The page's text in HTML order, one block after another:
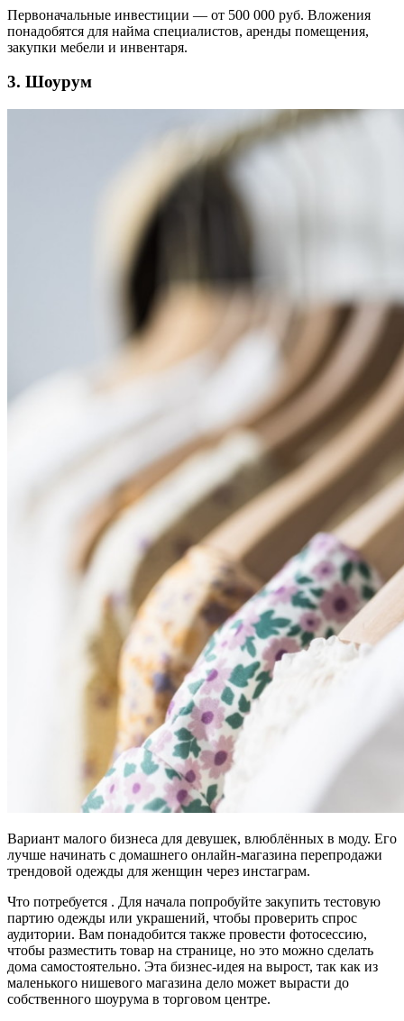
Первоначальные инвестиции — от 500 000 руб. Вложения
понадобятся для найма специалистов, аренды помещения,
закупки мебели и инвентаря.
3. Шоурум
Вариант малого бизнеса для девушек, влюблённых в моду. Его
лучше начинать с домашнего онлайн-магазина перепродажи
трендовой одежды для женщин через инстаграм.
Что потребуется . Для начала попробуйте закупить тестовую
партию одежды или украшений, чтобы проверить спрос
аудитории. Вам понадобится также провести фотосессию,
чтобы разместить товар на странице, но это можно сделать
дома самостоятельно. Эта бизнес-идея на вырост, так как из
маленького нишевого магазина дело может вырасти до
собственного шоурума в торговом центре.